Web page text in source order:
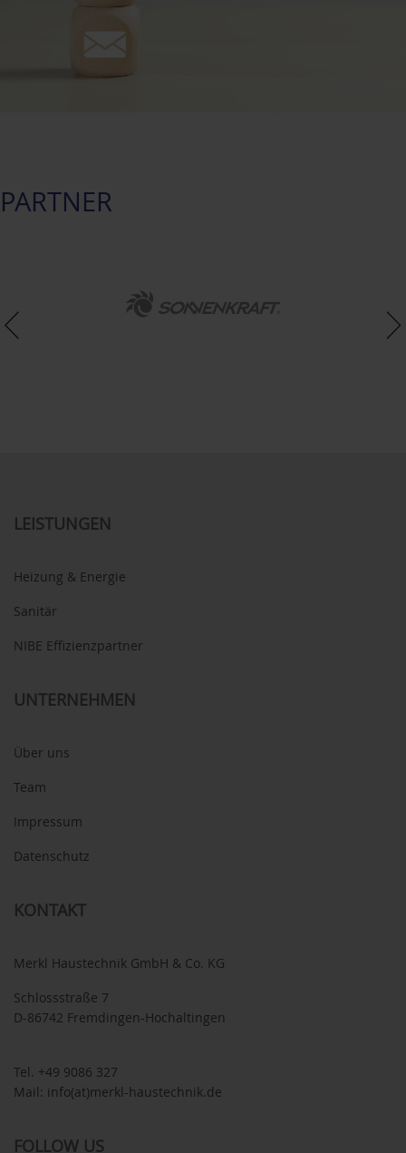
PARTNER
LEISTUNGEN
Heizung & Energie
Sanitär
NIBE Effizienzpartner
UNTERNEHMEN
Über uns
Team
Impressum
Datenschutz
KONTAKT
Merkl Haustechnik GmbH & Co. KG
Schlossstraße 7
D-86742 Fremdingen-Hochaltingen
Tel. +49 9086 327
Mail: info(at)merkl-haustechnik.de
FOLLOW US